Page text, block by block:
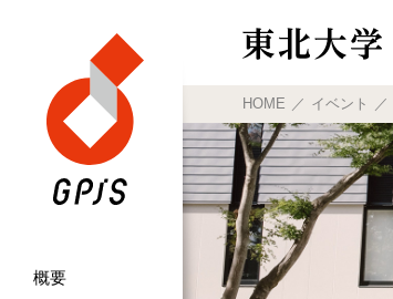
概要
HOME イベント